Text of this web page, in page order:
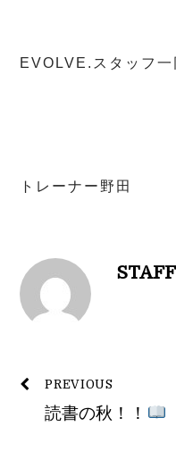
EVOLVE.スタッフ
トレーナー野田
STAFF
PREVIOUS
読書の秋！！